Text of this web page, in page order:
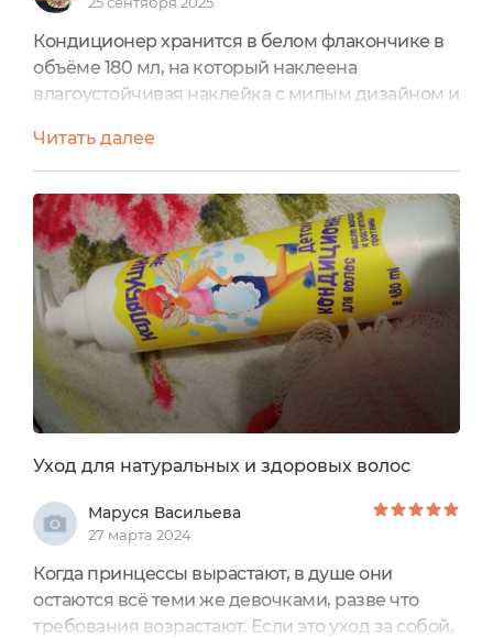
Кондиционер хранится в белом флакончике в
объёме 180 мл, на который наклеена
влагоустойчивая наклейка с милым дизайном и
упаковано в коробочку. Коробка и флакон
имеют одинаковый, симпатичный дизайн, на
них нарисована серьёзная дама-стрекоза.
Такое оформление привлекает внимание
ребёнка, ему хочется рассматривать такую
яркую упаковку и держать в ручках этот...
Читать далее
Уход для натуральных и здоровых волос
Маруся Васильева
27 марта 2024
Когда принцессы вырастают, в душе они
остаются всё теми же девочками, разве что
требования возрастают. Если это уход за собой,